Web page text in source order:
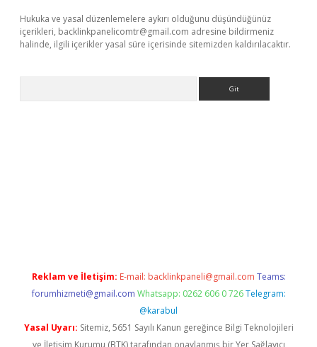
Hukuka ve yasal düzenlemelere aykırı olduğunu düşündüğünüz
içerikleri, backlinkpanelicomtr@gmail.com adresine bildirmeniz
halinde, ilgili içerikler yasal süre içerisinde sitemizden kaldırılacaktır.
Reklam ve İletişim: E-mail: backlinkpaneli@gmail.com Teams:
forumhizmeti@gmail.com Whatsapp: 0262 606 0 726 Telegram:
@karabul
Yasal Uyarı: Sitemiz, 5651 Sayılı Kanun gereğince Bilgi Teknolojileri
ve İletişim Kurumu (BTK) tarafından onaylanmış bir Yer Sağlayıcı